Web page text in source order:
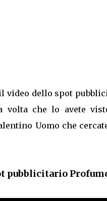
video dello spot
volta che lo avete
Uomo che
pubblicitario